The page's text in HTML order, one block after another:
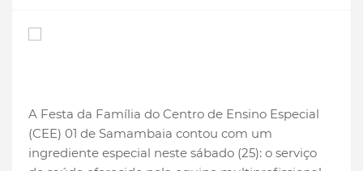
A Festa da Família do Centro de Ensino Especial
(CEE) 01 de Samambaia contou com um
ingrediente especial neste sábado (25): o serviço